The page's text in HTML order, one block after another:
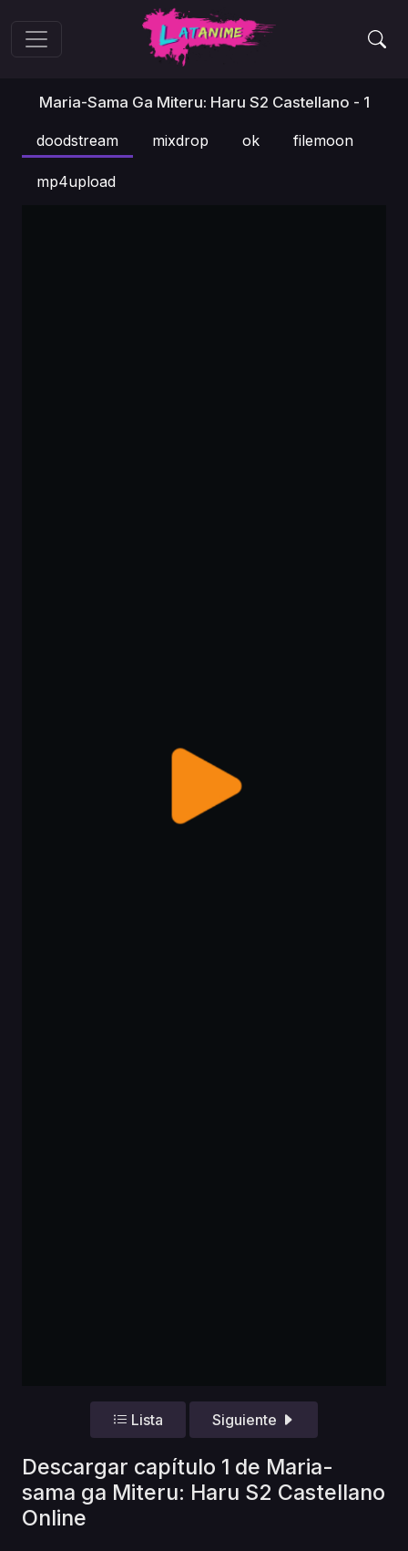
Maria-Sama Ga Miteru: Haru S2 Castellano - 1
doodstream mixdrop ok filemoon
mp4upload
Lista Siguiente
Descargar capítulo 1 de Maria-
sama ga Miteru: Haru S2 Castellano
Online